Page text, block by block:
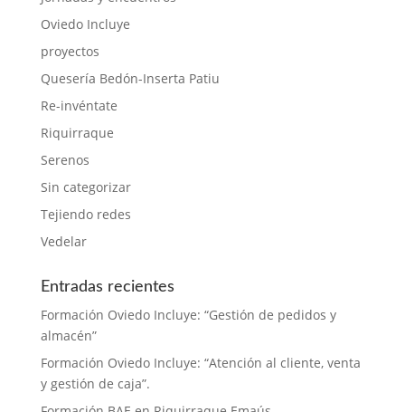
Oviedo Incluye
proyectos
Quesería Bedón-Inserta Patiu
Re-invéntate
Riquirraque
Serenos
Sin categorizar
Tejiendo redes
Vedelar
Entradas recientes
Formación Oviedo Incluye: “Gestión de pedidos y
almacén”
Formación Oviedo Incluye: “Atención al cliente, venta
y gestión de caja”.